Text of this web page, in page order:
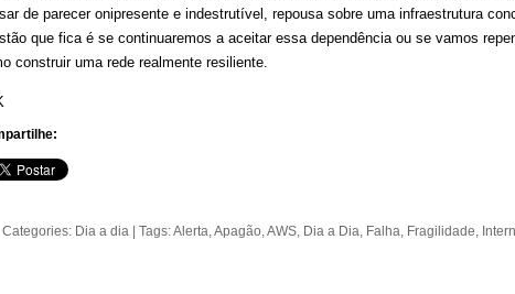
de parecer onipresente e indestrutível, repousa sobre uma infraestrutura
que fica é se continuaremos a aceitar essa dependência ou se vamos
construir uma rede realmente resiliente.
Categories: Dia a dia | Tags:Alerta,Apagão,AWS, Dia a Dia, Falha, Fragilidade,